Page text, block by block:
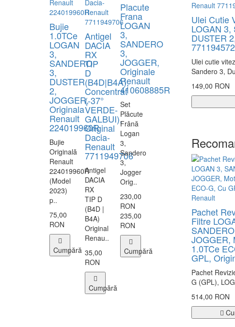
Bujie
1.0TCe
LOGAN
3,
SANDERO
3,
DUSTER
2,
JOGGER,
Originala
Renault
224019960R
Bujie
Originală
Renault
224019960R
(Model
2023)
p..
75,00
RON
Cumpără
Antigel
DACIA
RX
TIP
D
(B4D|B4A),
Concentrat
(-37°
VERDE-
GALBUI),
Original
Dacia-
Renault
7711949706
Antigel
DACIA
RX
TIP D
(B4D |
B4A)
Original
Renau..
35,00
RON
Cumpără
Placute
Frana
LOGAN
3,
SANDERO
3,
JOGGER,
Originale
Renault
410608885R
Set
Plăcute
Frână
Logan
3,
Sandero
3,
Jogger
Orig..
230,00
RON
235,00
RON
Cumpără
Ulei Cutie
LOGAN 3,
DUSTER
Ulei cutie
Sandero 3,
149,00 RON
Pachet
Filtre
JOGGER,
1.0TCe
GPL,
Pachet
G (GPL),
514,00 RON